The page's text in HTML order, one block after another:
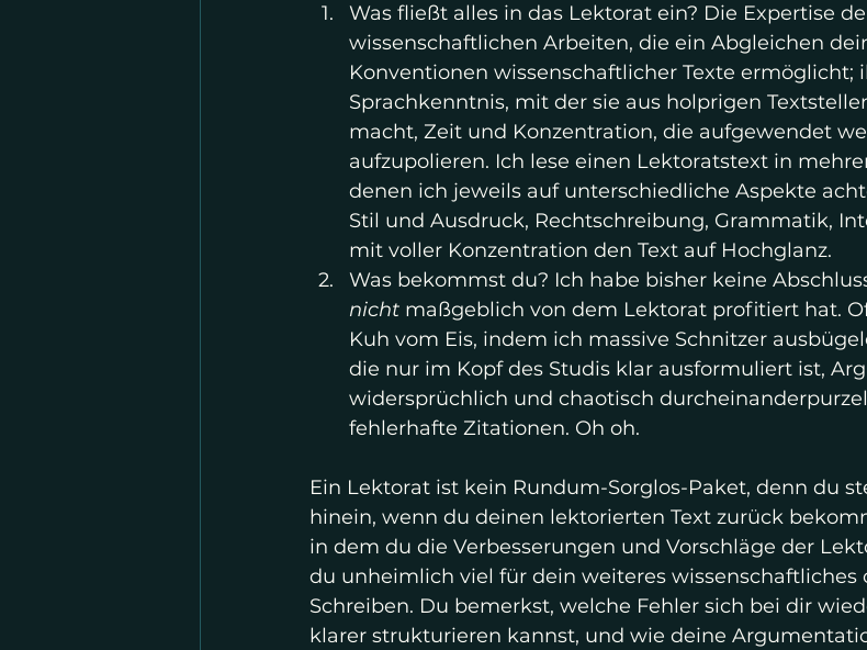
Was fließt alles in das Lektorat ein? Die Expertise
wissenschaftlichen Arbeiten, die ein Abgleichen
Konventionen wissenschaftlicher Texte ermöglicht;
Sprachkenntnis, mit der sie aus holprigen
macht, Zeit und Konzentration, die aufgewendet
aufzupolieren. Ich lese einen Lektoratstext in
denen ich jeweils auf unterschiedliche Aspekte
Stil und Ausdruck, Rechtschreibung, Grammatik,
mit voller Konzentration den Text auf Hochglanz.
Was bekommst du? Ich habe bisher keine
nicht maßgeblich von dem Lektorat profitiert hat.
Kuh vom Eis, indem ich massive Schnitzer
die nur im Kopf des Studis klar ausformuliert ist,
widersprüchlich und chaotisch
fehlerhafte Zitationen. Oh oh.
Ein Lektorat ist kein Rundum-Sorglos-Paket, denn du
hinein, wenn du deinen lektorierten Text zurück
in dem du die Verbesserungen und Vorschläge der
du unheimlich viel für dein weiteres wissenschaftliches
Schreiben. Du bemerkst, welche Fehler sich bei dir
klarer strukturieren kannst, und wie deine